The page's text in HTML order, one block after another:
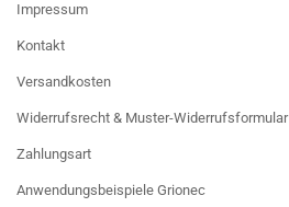
Impressum
Kontakt
Versandkosten
Widerrufsrecht & Muster-Widerrufsformular
Zahlungsart
Anwendungsbeispiele Grionec